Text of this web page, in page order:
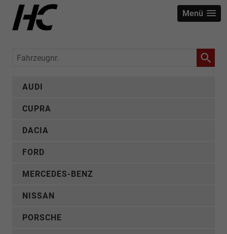
Menü
Fahrzeugnr.
AUDI
CUPRA
DACIA
FORD
MERCEDES-BENZ
NISSAN
PORSCHE